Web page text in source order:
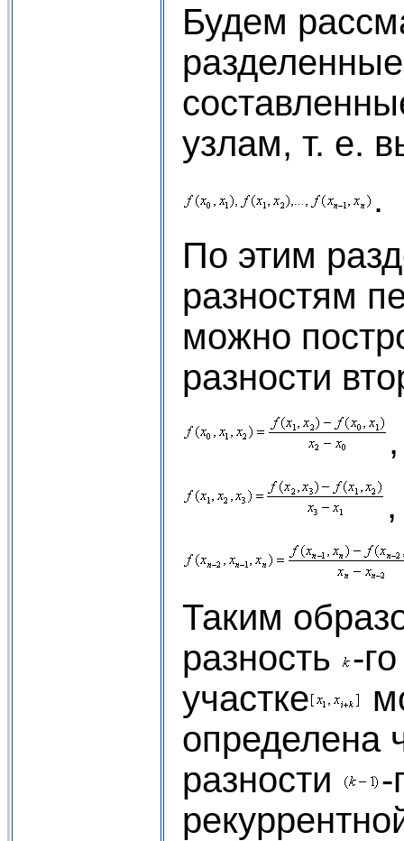
Будем
узлам, т. е.
.
По этим
разностям
можно
разности
,
,
Таким
разность -
участке
определена
разности
-